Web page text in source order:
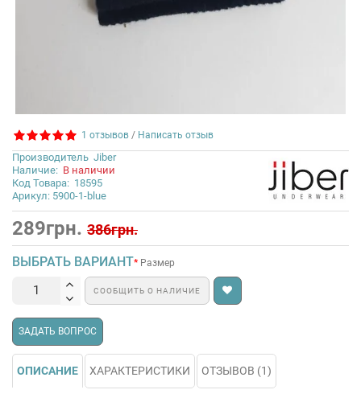
1 отзывов / Написать отзыв
Производитель Jiber
Наличие: В наличии
Код Товара: 18595
Арикул: 5900-1-blue
289грн. 386грн.
ВЫБРАТЬ ВАРИАНТ Размер
СООБЩИТЬ О НАЛИЧИЕ
ЗАДАТЬ ВОПРОС
ОПИСАНИЕ ХАРАКТЕРИСТИКИ ОТЗЫВОВ (1)